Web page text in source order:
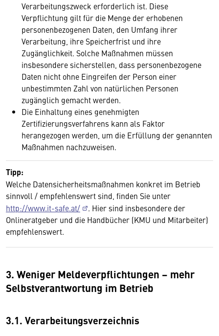
Verarbeitungszweck erforderlich ist. Diese
Verpflichtung gilt für die Menge der erhobenen
personenbezogenen Daten, den Umfang ihrer
Verarbeitung, ihre Speicherfrist und ihre
Zugänglichkeit. Solche Maßnahmen müssen
insbesondere sicherstellen, dass personenbezogene
Daten nicht ohne Eingreifen der Person einer
unbestimmten Zahl von natürlichen Personen
zugänglich gemacht werden.
Die Einhaltung eines genehmigten
Zertifizierungsverfahrens kann als Faktor
herangezogen werden, um die Erfüllung der genannten
Maßnahmen nachzuweisen.
Tipp:
Welche Datensicherheitsmaßnahmen konkret im Betrieb
sinnvoll / empfehlenswert sind, finden Sie unter
http://www.it-safe.at/
. Hier sind insbesondere der
Onlineratgeber und die Handbücher (KMU und Mitarbeiter)
empfehlenswert.
3. Weniger Meldeverpflichtungen – mehr
Selbstverantwortung im Betrieb
3.1. Verarbeitungsverzeichnis